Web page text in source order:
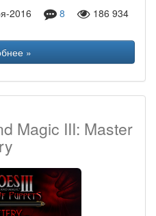
2016
8 186 934
»
Magic III: Master